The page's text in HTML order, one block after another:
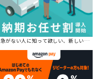
急がない人に知って欲しい、新しい割引を始めました。